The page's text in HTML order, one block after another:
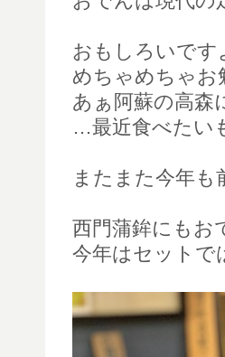
おもしろいです
めちゃめちゃお
あぁ阿蘇の高
…最近食べたい
またまた今年
西門蒲鉾にもお
今年はセットで